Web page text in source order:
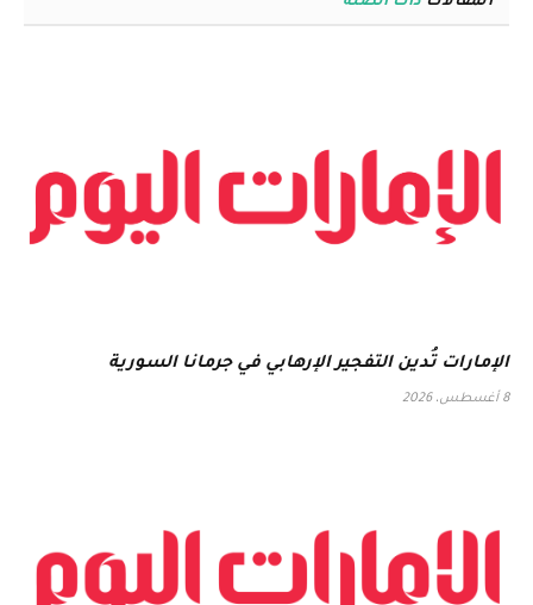
الإمارات تُدين التفجير الإرهابي في جرمانا السورية
8 أغسطس، 2026